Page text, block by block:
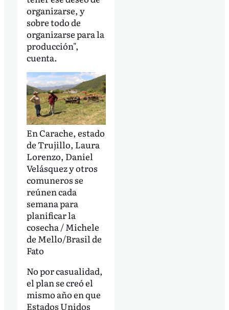
organizarse, y
sobre todo de
organizarse para la
producción",
cuenta.
En Carache, estado
de Trujillo, Laura
Lorenzo, Daniel
Velásquez y otros
comuneros se
reúnen cada
semana para
planificar la
cosecha / Michele
de Mello/Brasil de
Fato
No por casualidad,
el plan se creó el
mismo año en que
Estados Unidos